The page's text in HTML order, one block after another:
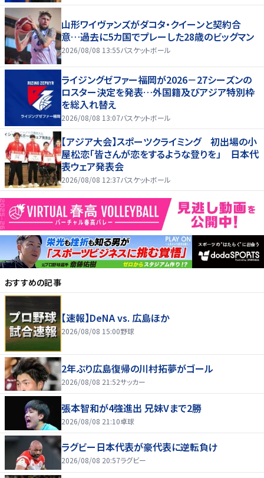
山形ワイヴァンズがダコタ・クイーンと契約合
意…過去に5カ国でプレーした28歳のビッグマン
2026/08/08 13:55バスケットボール
ライジングゼファー福岡が2026－27シーズンの
ロスター決定を発表…外国籍及びアジア特別枠
を総入れ替え
2026/08/08 13:07バスケットボール
【アジア大会】スポーツクライミング 初出場の小
屋松恋「皆さんが恋をするような登りを」 日本代
表ウェア発表会
2026/08/08 12:37バスケットボール
おすすめの記事
【速報】DeNA vs. 広島ほか
2026/08/08 15:00野球
2年ぶり広島復帰の川村拓夢がゴール
2026/08/08 21:52サッカー
張本智和が4強進出 兄妹Vまで2勝
2026/08/08 21:10卓球
ラグビー日本代表が豪代表に逆転負け
2026/08/08 20:57ラグビー